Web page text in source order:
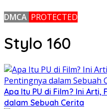
DMCA PROTECTED
Stylo 160
Apa Itu PU di Film? Ini Arti,
dalam Sebuah Cerita